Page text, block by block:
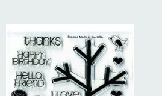
Aanbiedingen
Andere
Boeken en magazines
Verzend - en verpakkingsk
Mijn account